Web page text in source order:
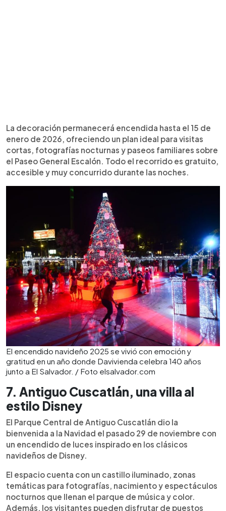
La decoración permanecerá encendida hasta el 15 de
enero de 2026, ofreciendo un plan ideal para visitas
cortas, fotografías nocturnas y paseos familiares sobre
el Paseo General Escalón. Todo el recorrido es gratuito,
accesible y muy concurrido durante las noches.
El encendido navideño 2025 se vivió con emoción y
gratitud en un año donde Davivienda celebra 140 años
junto a El Salvador. / Foto elsalvador.com
7. Antiguo Cuscatlán, una villa al
estilo Disney
El Parque Central de Antiguo Cuscatlán dio la
bienvenida a la Navidad el pasado 29 de noviembre con
un encendido de luces inspirado en los clásicos
navideños de Disney.
El espacio cuenta con un castillo iluminado, zonas
temáticas para fotografías, nacimiento y espectáculos
nocturnos que llenan el parque de música y color.
Además, los visitantes pueden disfrutar de puestos